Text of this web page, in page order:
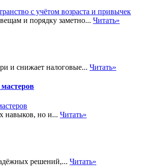
и порядку заметно... Читать»
и снижает налоговые... Читать»
навыков, но и... Читать»
решений,... Читать»